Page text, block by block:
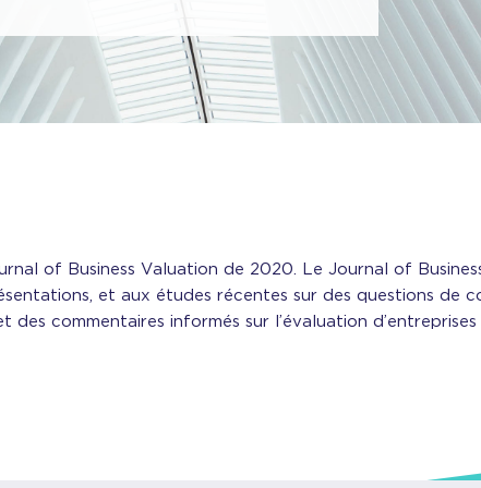
of Business Valuation de 2020. Le Journal of
et aux études récentes sur des questions de
commentaires informés sur l’évaluation